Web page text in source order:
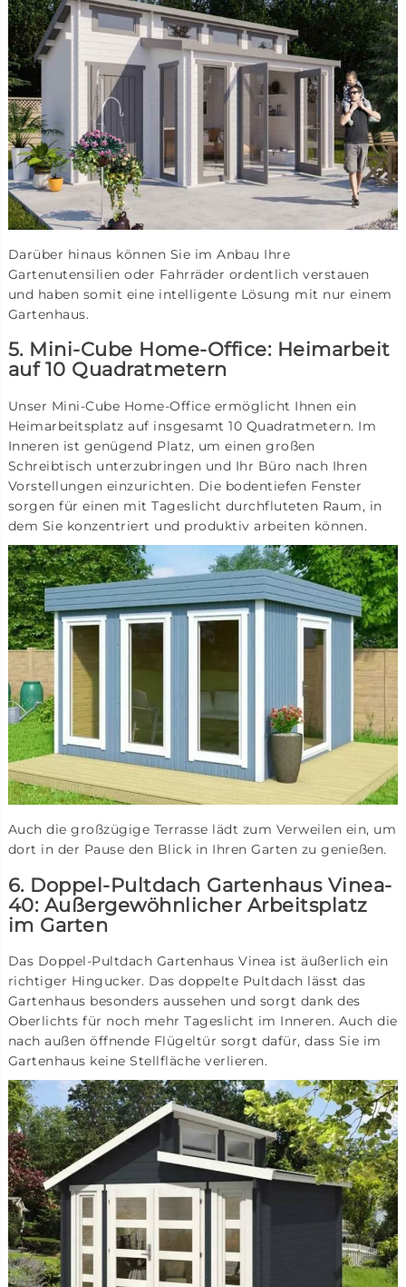
Darüber hinaus können Sie im Anbau Ihre
Gartenutensilien oder Fahrräder ordentlich verstauen
und haben somit eine intelligente Lösung mit nur einem
Gartenhaus.
5. Mini-Cube Home-Office: Heimarbeit
auf 10 Quadratmetern
Unser Mini-Cube Home-Office ermöglicht Ihnen ein
Heimarbeitsplatz auf insgesamt 10 Quadratmetern. Im
Inneren ist genügend Platz, um einen großen
Schreibtisch unterzubringen und Ihr Büro nach Ihren
Vorstellungen einzurichten. Die bodentiefen Fenster
sorgen für einen mit Tageslicht durchfluteten Raum, in
dem Sie konzentriert und produktiv arbeiten können.
Auch die großzügige Terrasse lädt zum Verweilen ein, um
dort in der Pause den Blick in Ihren Garten zu genießen.
6. Doppel-Pultdach Gartenhaus Vinea-
40: Außergewöhnlicher Arbeitsplatz
im Garten
Das Doppel-Pultdach Gartenhaus Vinea ist äußerlich ein
richtiger Hingucker. Das doppelte Pultdach lässt das
Gartenhaus besonders aussehen und sorgt dank des
Oberlichts für noch mehr Tageslicht im Inneren. Auch die
nach außen öffnende Flügeltür sorgt dafür, dass Sie im
Gartenhaus keine Stellfläche verlieren.